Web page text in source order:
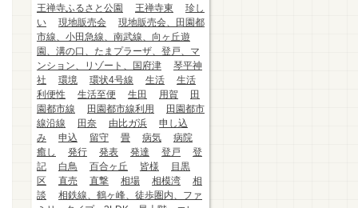
王禅寺ふるさと公園
王禅寺東
珍し
い
現地販売会
現地販売会、田園都
市線、小田急線、南武線、向ヶ丘遊
園、溝の口、たまプラーザ、登戸、マ
ンション、リゾート、国府津
琴平神
社
環境 環状4号線 生活
生活
利便性
生活至便 生田 用賀
田
園都市線
田園都市線利用
田園都市
線沿線
田奈 由比ガ浜
申し込
み
申込 留守 畳 病気
病院
癒し
発行 発表 発達 登戸
登
記
白鳥 百合ヶ丘 皆様
目黒
区
直売 直撃 相場 相模湾
相
談
相鉄線、鶴ヶ峰、徒歩圏内、ファ